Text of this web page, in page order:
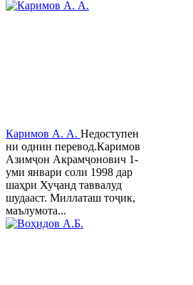
Каримов А. А. Недоступен
ни однин перевод.Каримов
Азимҷон Акрамҷонович 1-
уми январи соли 1998 дар
шаҳри Хуҷанд таввалуд
шудааст. Миллаташ тоҷик,
маълумота...